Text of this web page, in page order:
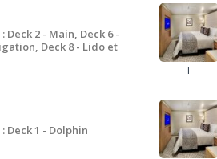
Deck 2 - Main, Deck 6 -
Deck 8 - Lido et
I
Deck 1 - Dolphin